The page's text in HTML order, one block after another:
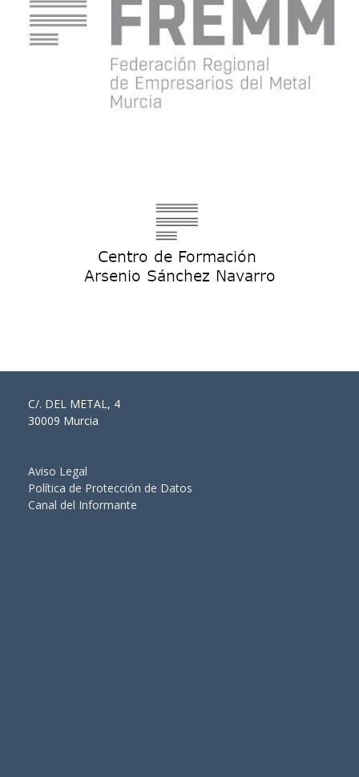
C/. DEL METAL, 4
30009 Murcia
Aviso Legal
Política de Protección de Datos
Canal del Informante